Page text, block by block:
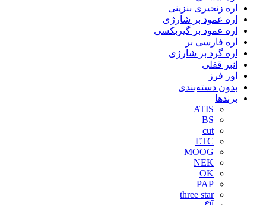
اره زنجیری بنزینی
اره عمود بر شارژی
اره عمود بر گیربکسی
اره فارسی بر
اره گرد بر شارژی
انبر قفلی
اور فرز
بدون دسته‌بندی
برندها
ATIS
BS
cut
ETC
MOOG
NEK
OK
PAP
three star